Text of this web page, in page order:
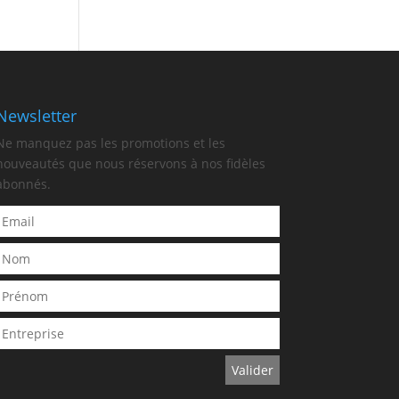
manquez pas les promotions et les
que nous réservons à nos fidèles